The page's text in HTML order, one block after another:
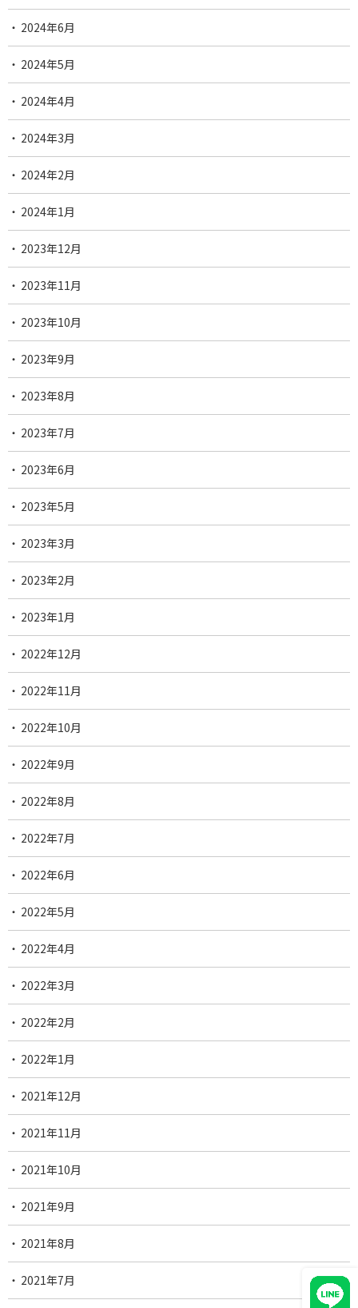
2024年6月
2024年5月
2024年4月
2024年3月
2024年2月
2024年1月
2023年12月
2023年11月
2023年10月
2023年9月
2023年8月
2023年7月
2023年6月
2023年5月
2023年3月
2023年2月
2023年1月
2022年12月
2022年11月
2022年10月
2022年9月
2022年8月
2022年7月
2022年6月
2022年5月
2022年4月
2022年3月
2022年2月
2022年1月
2021年12月
2021年11月
2021年10月
2021年9月
2021年8月
2021年7月